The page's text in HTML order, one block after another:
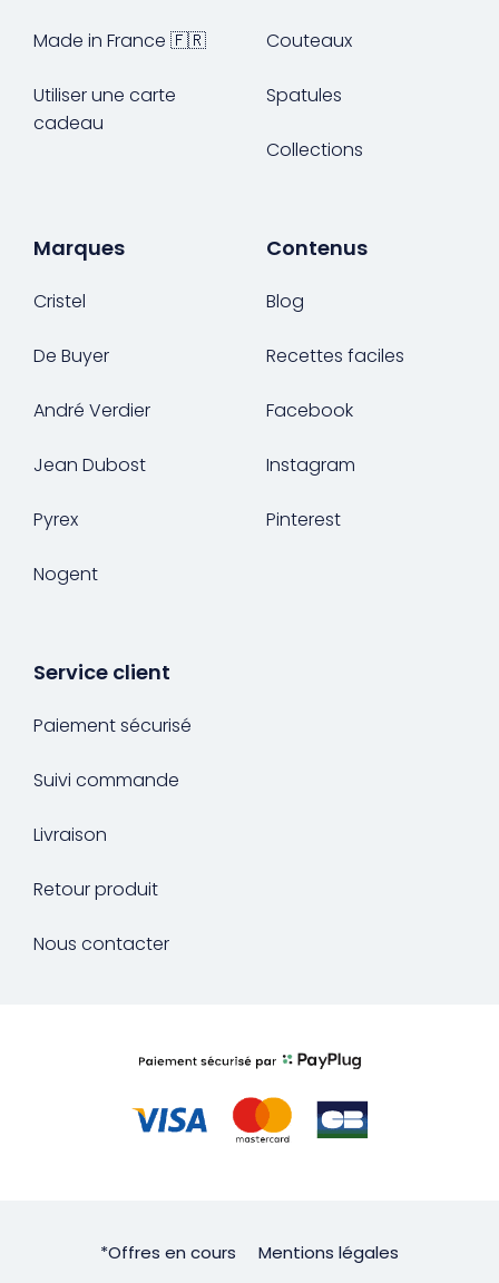
Made in France 🇫🇷
Utiliser une carte
cadeau
Couteaux
Spatules
Collections
Marques
Cristel
De Buyer
André Verdier
Jean Dubost
Pyrex
Nogent
Contenus
Blog
Recettes faciles
Facebook
Instagram
Pinterest
Service client
Paiement sécurisé
Suivi commande
Livraison
Retour produit
Nous contacter
*Offres en cours
Mentions légales